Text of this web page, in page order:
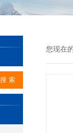
您现在